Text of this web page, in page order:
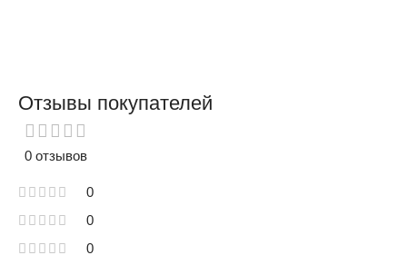
Отзывы покупателей
0 отзывов
0
0
0